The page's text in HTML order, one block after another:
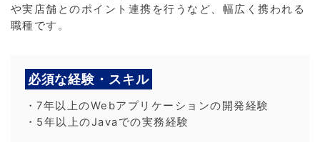
や実店舗とのポイント連携を行うなど、幅広く携われる
職種です。
必須な経験・スキル
・7年以上のWebアプリケーションの開発経験
・5年以上のJavaでの実務経験